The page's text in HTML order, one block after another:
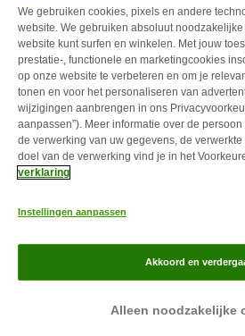
Follow zooplus
Over zooplus Carrière
Levertijd & Verzendkosten
Klantenservice
Privacy Verklaring
Opt-out
We gebruiken cookies, pixels en andere
website. We gebruiken absoluut
website kunt surfen en winkelen. Met jouw
prestatie-, functionele en marketingcookies
op onze website te verbeteren en om je
tonen en voor het personaliseren van
wijzigingen aanbrengen in ons
aanpassen”). Meer informatie over de
de verwerking van uw gegevens, de
doel van de verwerking vind je in het
verklaring
Instellingen aanpassen
Alleen noodzakelijke
Akkoord en